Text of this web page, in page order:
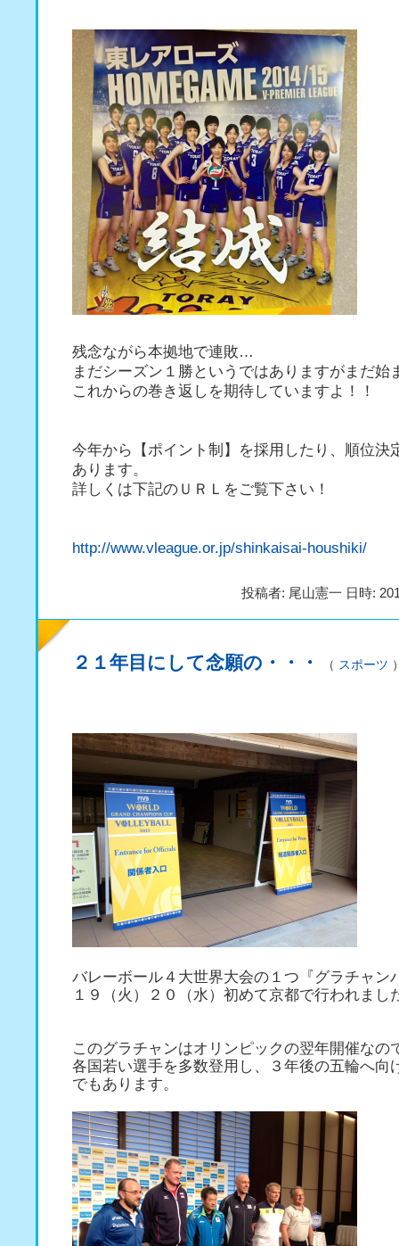
残念ながら本拠地で連敗…
まだシーズン１勝というではありますがまだ始
これからの巻き返しを期待していますよ！！
今年から【ポイント制】を採用したり、順位決
あります。
詳しくは下記のＵＲＬをご覧下さい！
http://www.vleague.or.jp/shinkaisai-houshiki/
投稿者: 尾山憲一 日時:
２１年目にして念願の・・・ （ スポーツ
バレーボール４大世界大会の１つ『グラチャン
１９（火）２０（水）初めて京都で行われまし
このグラチャンはオリンピックの翌年開催なの
各国若い選手を多数登用し、３年後の五輪へ向
でもあります。